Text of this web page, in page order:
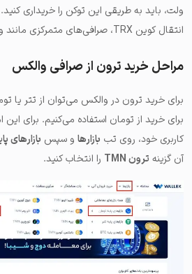
ولت، باید به طریقی این توکن را خریداری
انتقال کوین TRX، صرافی‌های متمرکزی مانند والکس است.
مراحل خرید ترون از صرافی والکس
برای خرید ترون در والکس می‌توان از تتر یا
برای خرید از تومان استفاده می‌کنیم. برای
کاربری خود، روی تب بازارها و سپس بازارهای
آن گزینه ترون TMN را انتخاب کنید.